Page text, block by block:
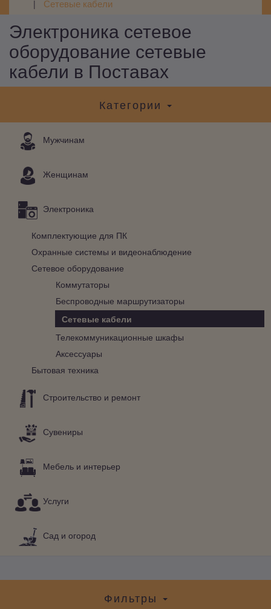
Сетевые кабели
Электроника сетевое
оборудование сетевые
кабели в Поставах
Категории
Мужчинам
Женщинам
Электроника
Комплектующие для ПК
Охранные системы и видеонаблюдение
Сетевое оборудование
Коммутаторы
Беспроводные маршрутизаторы
Сетевые кабели
Телекоммуникационные шкафы
Аксессуары
Бытовая техника
Строительство и ремонт
Сувениры
Мебель и интерьер
Услуги
Сад и огород
Фильтры